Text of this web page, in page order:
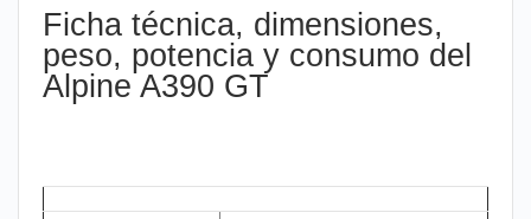
Ficha técnica, dimensiones,
peso, potencia y consumo del
Alpine A390 GT